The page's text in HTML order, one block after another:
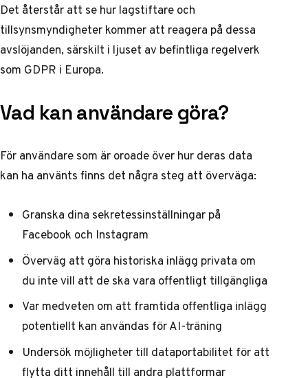
Det återstår att se hur lagstiftare och
tillsynsmyndigheter kommer att reagera på dessa
avslöjanden, särskilt i ljuset av befintliga regelverk
som GDPR i Europa.
Vad kan användare göra?
För användare som är oroade över hur deras data
kan ha använts finns det några steg att överväga:
Granska dina sekretessinställningar på
Facebook och Instagram
Överväg att göra historiska inlägg privata om
du inte vill att de ska vara offentligt tillgängliga
Var medveten om att framtida offentliga inlägg
potentiellt kan användas för AI-träning
Undersök möjligheter till dataportabilitet för att
flytta ditt innehåll till andra plattformar